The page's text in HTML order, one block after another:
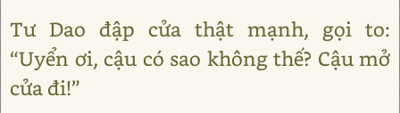
Tư Dao đập cửa thật mạnh, gọi to:
“Uyển ơi, cậu có sao không thế? Cậu mở
cửa đi!”